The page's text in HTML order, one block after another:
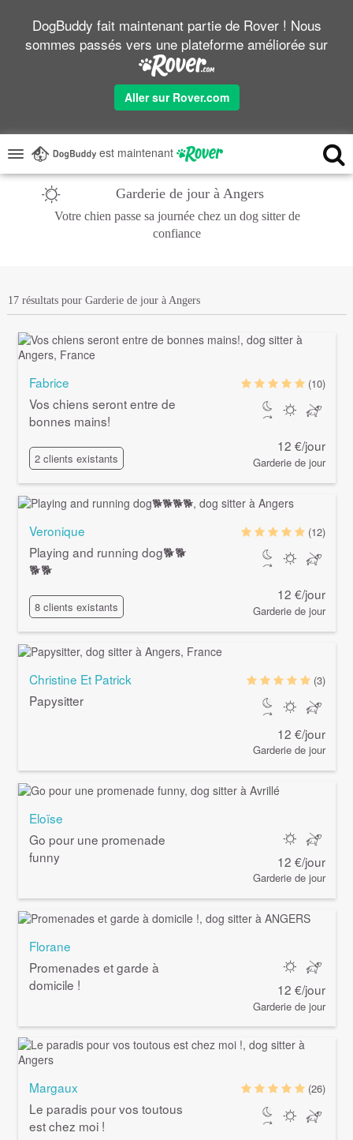
DogBuddy fait maintenant partie de Rover ! Nous
sommes passés vers une plateforme améliorée sur
Aller sur Rover.com
est maintenant
Garderie de jour à Angers
Votre chien passe sa journée chez un dog sitter de
confiance
17 résultats pour Garderie de jour à Angers
Fabrice
Vos chiens seront entre de
bonnes mains!
2 clients existants
(10)
12 €/jour
Garderie de jour
Veronique
Playing and running dog🐕🐕
🐕🐕
8 clients existants
(12)
12 €/jour
Garderie de jour
Christine Et Patrick
Papysitter
(3)
12 €/jour
Garderie de jour
Eloïse
Go pour une promenade
funny
12 €/jour
Garderie de jour
Florane
Promenades et garde à
domicile !
12 €/jour
Garderie de jour
Margaux
Le paradis pour vos toutous
est chez moi !
(26)